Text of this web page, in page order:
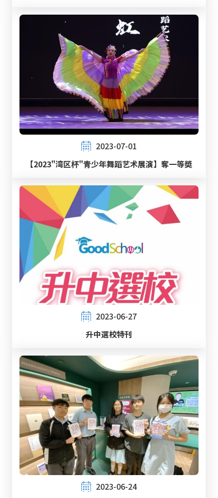
2023-07-01
【2023"湾区杯"⻘少年舞蹈艺术展演】奪一等奬
2023-06-27
升中選校特刊
2023-06-24